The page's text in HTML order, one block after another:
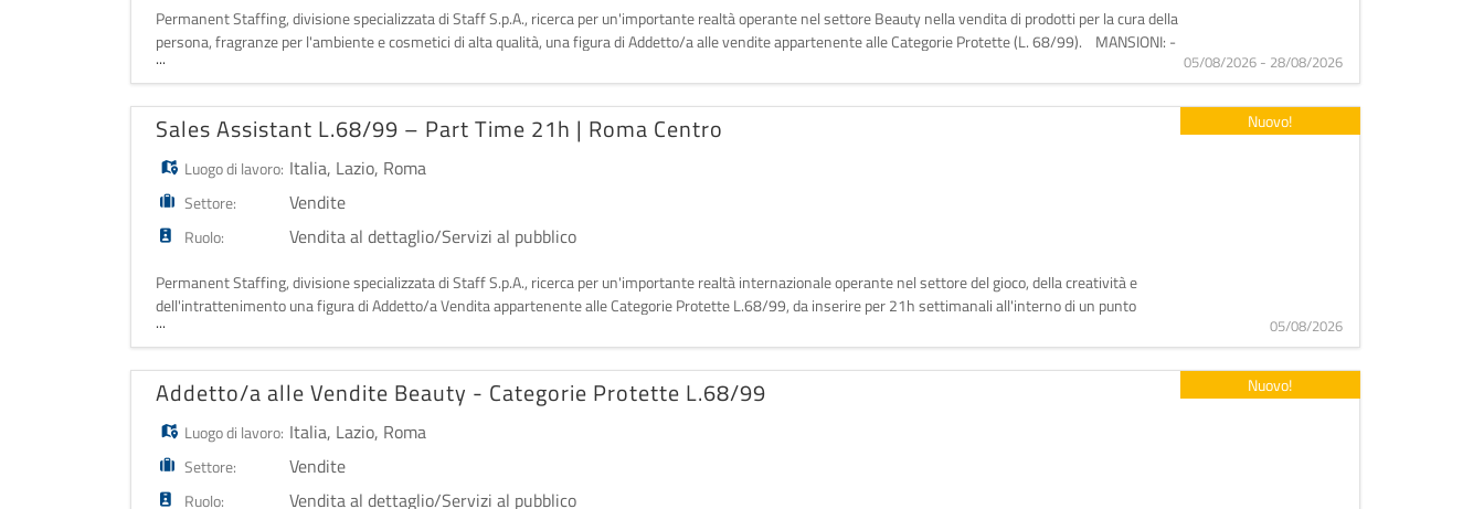
Permanent Staffing, divisione specializzata di Staff S.p.A., ricerca per un'importante realtà operante nel settore Beauty nella vendita di prodotti per la cura della
persona, fragranze per l'ambiente e cosmetici di alta qualità, una figura di Addetto/a alle vendite appartenente alle Categorie Protette (L. 68/99). MANSIONI: -
Accoglienza e ass
... 05/08/2026 - 28/08/2026
Sales Assistant L.68/99 – Part Time 21h | Roma Centro
Luogo di lavoro: Italia, Lazio, Roma
Settore: Vendite
Ruolo: Vendita al dettaglio/Servizi al pubblico
Permanent Staffing, divisione specializzata di Staff S.p.A., ricerca per un'importante realtà internazionale operante nel settore del gioco, della creatività e
dell'intrattenimento una figura di Addetto/a Vendita appartenente alle Categorie Protette L.68/99, da inserire per 21h settimanali all'interno di un punto
vendita situato nel centro di Roma.
...
Nuovo!
05/08/2026
Addetto/a alle Vendite Beauty - Categorie Protette L.68/99
Luogo di lavoro: Italia, Lazio, Roma
Settore: Vendite
Ruolo: Vendita al dettaglio/Servizi al pubblico
Nuovo!